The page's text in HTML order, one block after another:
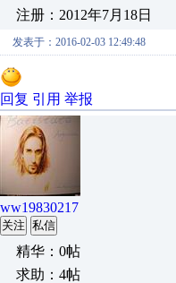
注册：2012年7月18日
发表于：2016-02-03 12:49:48
回复 引用 举报
ww19830217
关注 私信
精华：0帖
求助：4帖